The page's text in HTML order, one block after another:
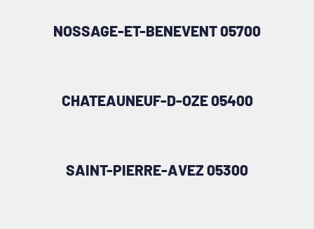
NOSSAGE-ET-BENEVENT 05700
CHATEAUNEUF-D-OZE 05400
SAINT-PIERRE-AVEZ 05300